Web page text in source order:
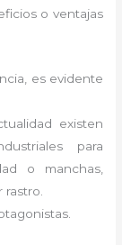
o ventajas
es evidente
existen
para
o manchas,